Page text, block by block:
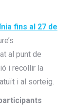
fins al 27 de
al punt de
i recollir la
i al sorteig.